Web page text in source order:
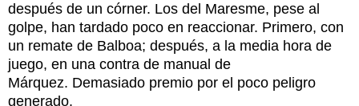
después de un córner. Los del Maresme, pese al
golpe, han tardado poco en reaccionar. Primero, con
un remate de Balboa; después, a la media hora de
juego, en una contra de manual de
Márquez. Demasiado premio por el poco peligro
generado.